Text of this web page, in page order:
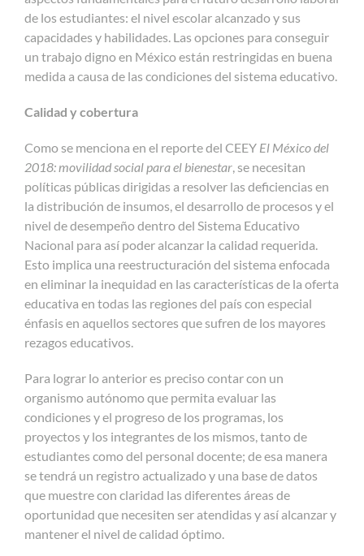
de los estudiantes: el nivel escolar alcanzado y sus
capacidades y habilidades. Las opciones para conseguir
un trabajo digno en México están restringidas en buena
medida a causa de las condiciones del sistema educativo.
Calidad y cobertura
Como se menciona en el reporte del CEEY El México del
2018: movilidad social para el bienestar, se necesitan
políticas públicas dirigidas a resolver las deficiencias en
la distribución de insumos, el desarrollo de procesos y el
nivel de desempeño dentro del Sistema Educativo
Nacional para así poder alcanzar la calidad requerida.
Esto implica una reestructuración del sistema enfocada
en eliminar la inequidad en las características de la oferta
educativa en todas las regiones del país con especial
énfasis en aquellos sectores que sufren de los mayores
rezagos educativos.
Para lograr lo anterior es preciso contar con un
organismo autónomo que permita evaluar las
condiciones y el progreso de los programas, los
proyectos y los integrantes de los mismos, tanto de
estudiantes como del personal docente; de esa manera
se tendrá un registro actualizado y una base de datos
que muestre con claridad las diferentes áreas de
oportunidad que necesiten ser atendidas y así alcanzar y
mantener el nivel de calidad óptimo.